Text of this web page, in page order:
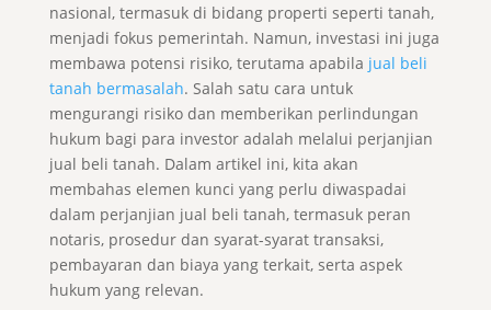
nasional, termasuk di bidang properti seperti tanah,
menjadi fokus pemerintah. Namun, investasi ini juga
membawa potensi risiko, terutama apabila jual beli
tanah bermasalah. Salah satu cara untuk
mengurangi risiko dan memberikan perlindungan
hukum bagi para investor adalah melalui perjanjian
jual beli tanah. Dalam artikel ini, kita akan
membahas elemen kunci yang perlu diwaspadai
dalam perjanjian jual beli tanah, termasuk peran
notaris, prosedur dan syarat-syarat transaksi,
pembayaran dan biaya yang terkait, serta aspek
hukum yang relevan.